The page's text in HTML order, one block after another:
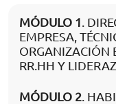
MÓDULO 1.
EMPRESA,
ORGANIZACIÓN
RR.HH Y
MÓDULO 2.